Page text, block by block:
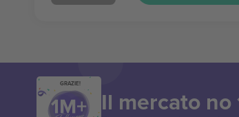
GRAZIE!
Il mercato no